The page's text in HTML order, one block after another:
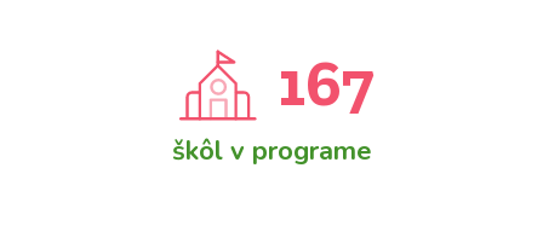
167
škôl v programe